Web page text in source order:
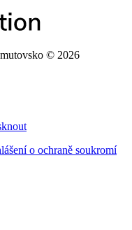
© 2026
o ochraně soukromí